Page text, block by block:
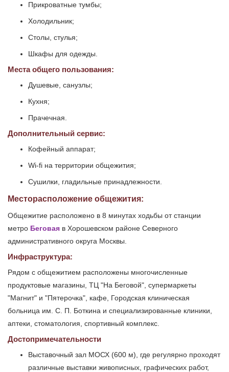
Прикроватные тумбы;
Холодильник;
Столы, стулья;
Шкафы для одежды.
Места общего пользования:
Душевые, санузлы;
Кухня;
Прачечная.
Дополнительный сервис:
Кофейный аппарат;
Wi-fi на территории общежития;
Сушилки, гладильные принадлежности.
Месторасположение общежития:
Общежитие расположено в 8 минутах ходьбы от станции
метро Беговая в Хорошевском районе Северного
административного округа Москвы.
Инфраструктура:
Рядом с общежитием расположены многочисленные
продуктовые магазины, ТЦ "На Беговой", супермаркеты
"Магнит" и "Пятерочка", кафе, Городская клиническая
больница им. С. П. Боткина и специализированные клиники,
аптеки, стоматология, спортивный комплекс.
Достопримечательности
Выставочный зал МОСХ (600 м), где регулярно проходят
различные выставки живописных, графических работ,